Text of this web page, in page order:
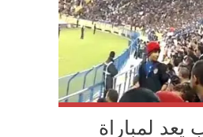
لمباراة